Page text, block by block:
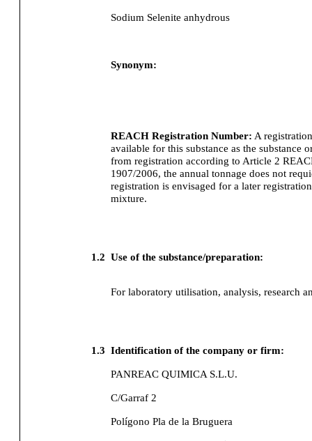
Sodium Selenite anhydrous
Synonym:
REACH Registration Number: A
available for this substance as the substance
from registration according to Article 2
1907/2006, the annual tonnage does not
registration is envisaged for a later
mixture.
1.2 Use of the substance/preparation:
For laboratory utilisation, analysis, research
1.3 Identification of the company or firm:
PANREAC QUIMICA S.L.U.
C/Garraf 2
Polígono Pla de la Bruguera